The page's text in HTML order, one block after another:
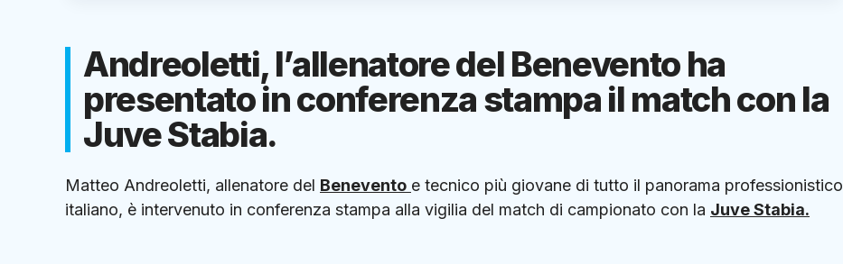
Andreoletti, l’allenatore del Benevento ha
presentato in conferenza stampa il match con la
Juve Stabia.
Matteo Andreoletti, allenatore del Benevento e tecnico più giovane di tutto il panorama professionistico
italiano, è intervenuto in conferenza stampa alla vigilia del match di campionato con la Juve Stabia.